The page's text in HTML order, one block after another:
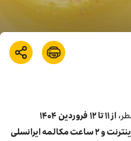
از ۱۱ تا ۱۲ فروردین۱۴۰۴